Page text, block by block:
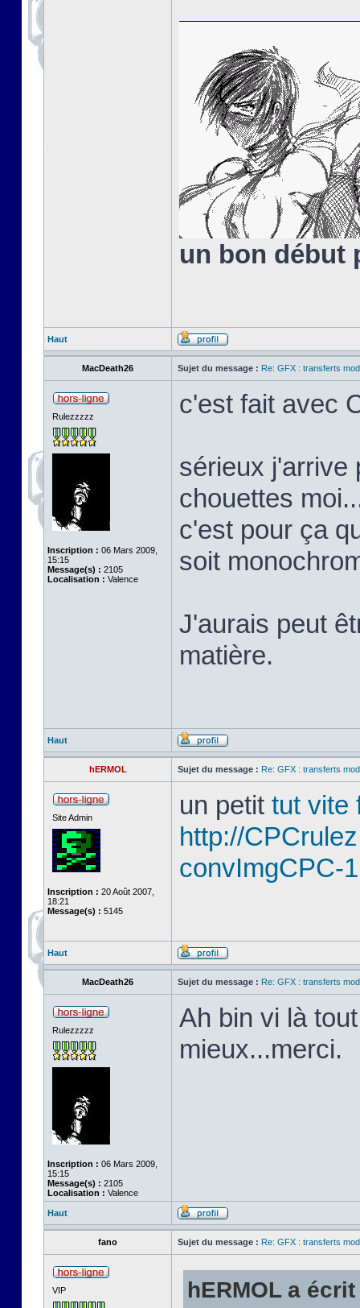
un bon début
Haut
MacDeath26 Sujet du message : Re: GFX : transferts
Rulezzzzz
Inscription : 06 Mars 2009,
15:15
Message(s) : 2105
Localisation : Valence
c'est fait avec
sérieux j'arrive
chouettes
c'est pour ça
soit
J'aurais peut
matière.
Haut
hERMOL Sujet du message : Re: GFX : transferts
Site Admin
Inscription : 20 Août 2007,
18:21
Message(s) : 5145
un petit tut vite
http://
convImgCPC-
Haut
MacDeath26 Sujet du message : Re: GFX : transferts
Rulezzzzz
Inscription : 06 Mars 2009,
15:15
Message(s) : 2105
Localisation : Valence
Ah bin vi là
mieux...merci.
Haut
fano Sujet du message : Re: GFX : transferts
VIP hERMOL a